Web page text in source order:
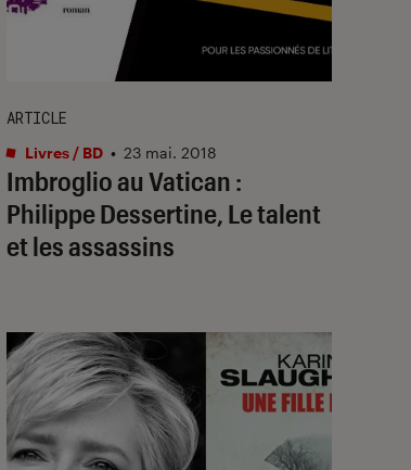
Imbroglio au Vatican :
Philippe Dessertine, Le talent
et les assassins
ARTICLE
Livres / BD • 23 mai. 2018